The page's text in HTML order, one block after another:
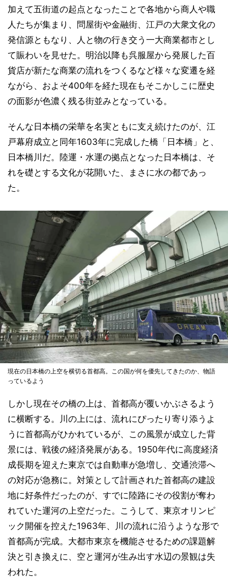
加えて五街道の起点となったことで各地から商人や職
人たちが集まり、問屋街や金融街、江戸の大衆文化の
発信源ともなり、人と物の行き交う一大商業都市とし
て賑わいを見せた。明治以降も呉服屋から発展した百
貨店が新たな商業の流れをつくるなど様々な変遷を経
ながら、およそ400年を経た現在もそこかしこに歴史
の面影が色濃く残る街並みとなっている。
そんな日本橋の栄華を名実ともに支え続けたのが、江
戸幕府成立と同年1603年に完成した橋「日本橋」と、
日本橋川だ。陸運・水運の拠点となった日本橋は、そ
れを礎とする文化が花開いた、まさに水の都であっ
た。
現在の日本橋の上空を横切る首都高。この国が何を優先してきたのか、物語
っているよう
しかし現在その橋の上は、首都高が覆いかぶさるよう
に横断する。川の上には、流れにぴったり寄り添うよ
うに首都高がひかれているが、この風景が成立した背
景には、戦後の経済発展がある。1950年代に高度経済
成長期を迎えた東京では自動車が急増し、交通渋滞へ
の対応が急務に。対策として計画された首都高の建設
地に好条件だったのが、すでに陸路にその役割が奪わ
れていた運河の上空だった。こうして、東京オリンピ
ック開催を控えた1963年、川の流れに沿うような形で
首都高が完成。大都市東京を機能させるための課題解
決と引き換えに、空と運河が生み出す水辺の景観は失
われた。